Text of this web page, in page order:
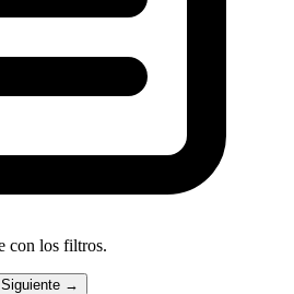
con los filtros.
Siguiente →